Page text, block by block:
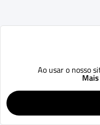
Ao usar o nosso